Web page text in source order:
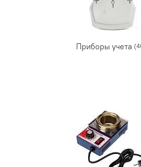
Приборы учета